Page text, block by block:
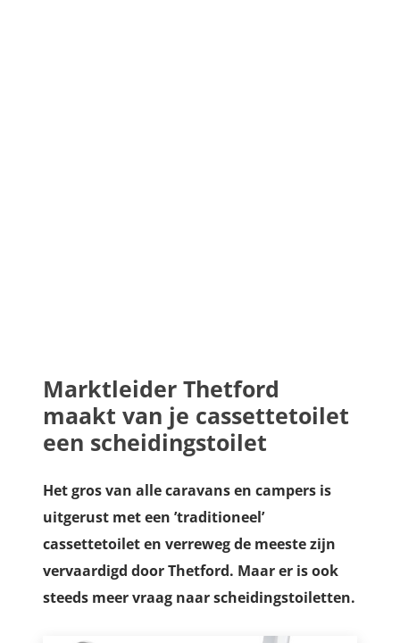
Marktleider Thetford
maakt van je cassettetoilet
een scheidingstoilet
Het gros van alle caravans en campers is
uitgerust met een ’traditioneel’
cassettetoilet en verreweg de meeste zijn
vervaardigd door Thetford. Maar er is ook
steeds meer vraag naar scheidingstoiletten.